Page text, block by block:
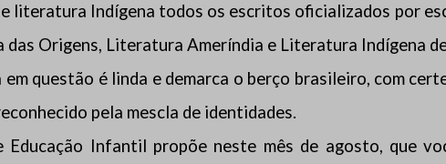
literatura Indígena todos os escritos oficializados por
Origens, Literatura Ameríndia e Literatura Indígena
questão é linda e demarca o berço brasileiro, com
pela mescla de identidades.
Educação Infantil propõe neste mês de agosto, que